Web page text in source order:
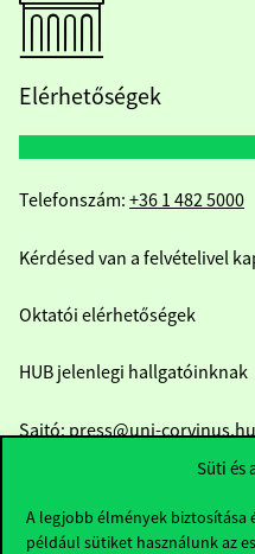
Süti és
A legjobb élmények
például sütiket használunk az
Elérhetőségek
Telefonszám: +36 1 482 5000
Kérdésed van a felvételivel
Oktatói elérhetőségek
HUB jelenlegi hallgatóinknak
Sajtó:press@uni-corvinus.hu